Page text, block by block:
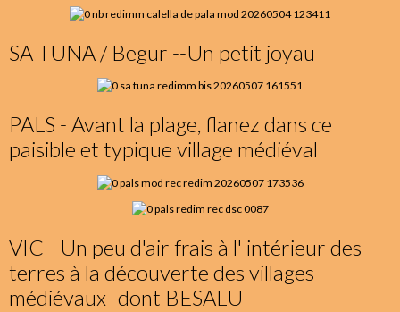
SA TUNA / Begur --Un petit joyau
PALS - Avant la plage, flanez dans ce
paisible et typique village médiéval
VIC - Un peu d'air frais à l' intérieur des
terres à la découverte des villages
médiévaux -dont BESALU